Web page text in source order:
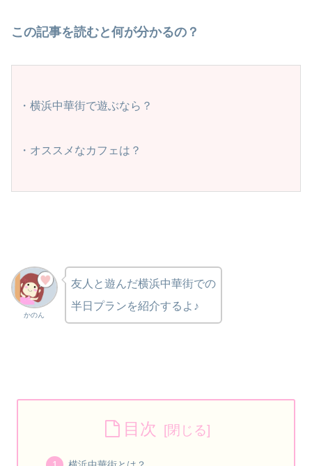
この記事を読むと何が分かるの？
・横浜中華街で遊ぶなら？
・オススメなカフェは？
かのん
友人と遊んだ横浜中華街での
半日プランを紹介するよ♪
目次